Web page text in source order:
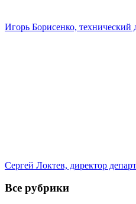
Игорь Борисенко,
Сергей Локтев, директор
Все рубрики